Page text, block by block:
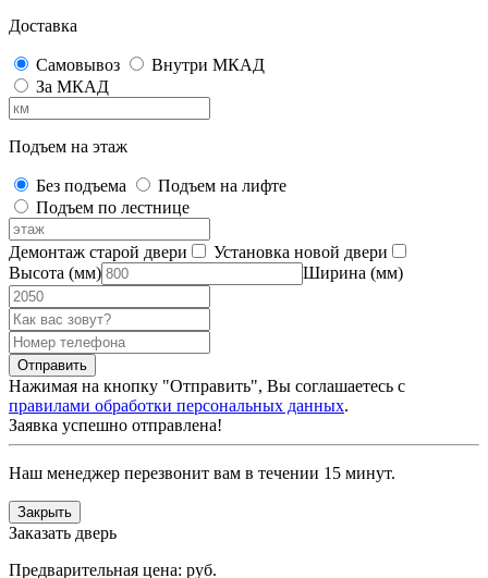
Доставка
Самовывоз
Внутри МКАД
За МКАД
Подъем на этаж
Без подъема
Подъем на лифте
Подъем по лестнице
Демонтаж старой двери
Установка новой двери
Высота (мм)
Ширина (мм)
Нажимая на кнопку "Отправить", Вы соглашаетесь с
правилами обработки персональных данных.
Заявка успешно отправлена!
Наш менеджер перезвонит вам в течении 15 минут.
Закрыть
Заказать дверь
Предварительная цена: руб.